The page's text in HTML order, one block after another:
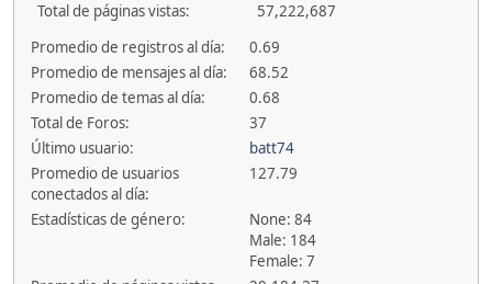
Total de páginas vistas:
57,222,687
Promedio de registros al día:
0.69
Promedio de mensajes al día:
68.52
Promedio de temas al día:
0.68
Total de Foros:
37
Último usuario:
batt74
Promedio de usuarios
conectados al día:
127.79
Estadísticas de género:
None: 84
Male: 184
Female: 7